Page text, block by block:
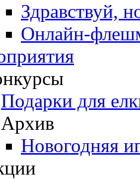
Здравствуй,
Онлайн-
Подарки для
Архив
Новогодняя